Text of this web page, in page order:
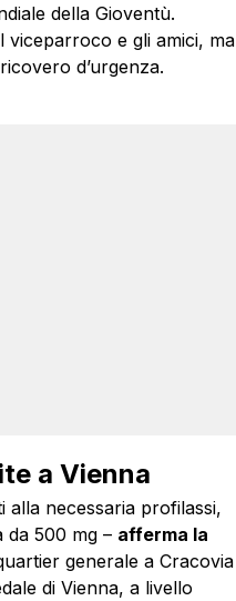
della Gioventù.
viceparroco e gli amici, ma
d’urgenza.
a Vienna
alla necessaria profilassi,
da 500 mg – afferma la
generale a Cracovia
di Vienna, a livello